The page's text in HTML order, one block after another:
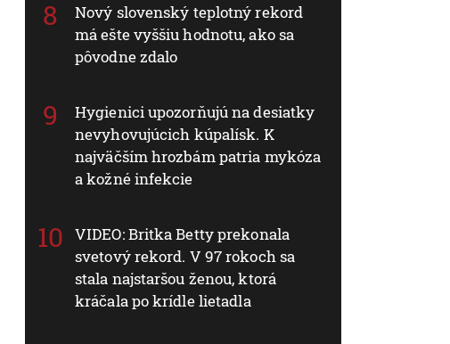
Nový slovenský teplotný rekord
má ešte vyššiu hodnotu, ako sa
pôvodne zdalo
Hygienici upozorňujú na desiatky
nevyhovujúcich kúpalísk. K
najväčším hrozbám patria mykóza
a kožné infekcie
VIDEO: Britka Betty prekonala
svetový rekord. V 97 rokoch sa
stala najstaršou ženou, ktorá
kráčala po krídle lietadla